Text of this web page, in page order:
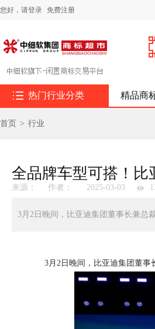
您好， 请登录 免费注册
 热门行业分类 精品商
首页 > 行业
全品牌车型可搭！比
来源： 作者： 2025-03-03
3月2日晚间，比亚迪集团董事长兼
3月2日晚间，比亚迪集团董事